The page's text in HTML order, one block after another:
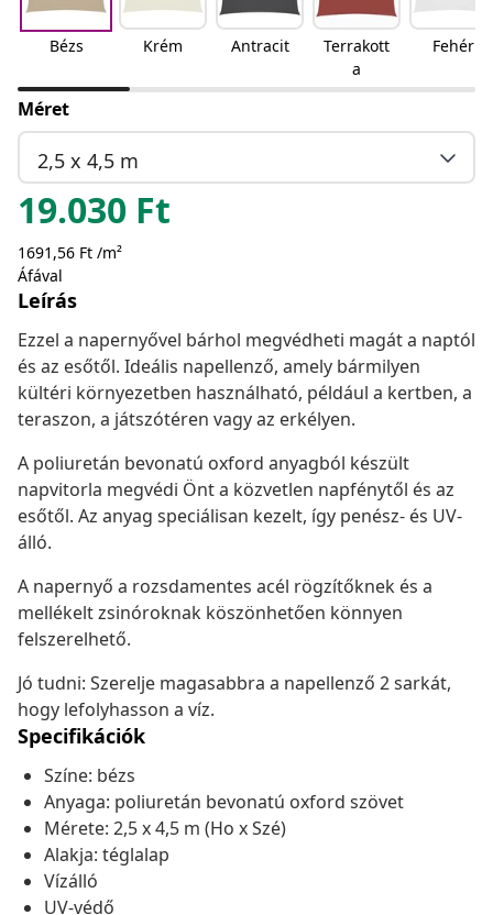
Bézs Krém Antracit
Terrakott
a
Fehér
Méret
2,5 x 4,5 m
19.030 Ft
1691,56 Ft /m²
Áfával
Leírás
Ezzel a napernyővel bárhol megvédheti magát a naptól
és az esőtől. Ideális napellenző, amely bármilyen
kültéri környezetben használható, például a kertben, a
teraszon, a játszótéren vagy az erkélyen.
A poliuretán bevonatú oxford anyagból készült
napvitorla megvédi Önt a közvetlen napfénytől és az
esőtől. Az anyag speciálisan kezelt, így penész- és UV-
álló.
A napernyő a rozsdamentes acél rögzítőknek és a
mellékelt zsinóroknak köszönhetően könnyen
felszerelhető.
Jó tudni: Szerelje magasabbra a napellenző 2 sarkát,
hogy lefolyhasson a víz.
Specifikációk
Színe: bézs
Anyaga: poliuretán bevonatú oxford szövet
Mérete: 2,5 x 4,5 m (Ho x Szé)
Alakja: téglalap
Vízálló
UV-védő